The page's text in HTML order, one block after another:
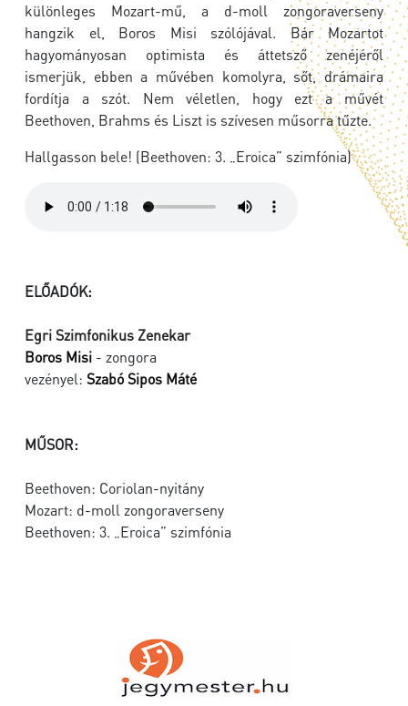
különleges Mozart-mű, a d-moll zongoraverseny
hangzik el, Boros Misi szólójával. Bár Mozartot
hagyományosan optimista és áttetsző zenéjéről
ismerjük, ebben a művében komolyra, sőt, drámaira
fordítja a szót. Nem véletlen, hogy ezt a művét
Beethoven, Brahms és Liszt is szívesen műsorra tűzte.
Hallgasson bele! (Beethoven: 3. „Eroica” szimfónia)
ELŐADÓK:
Egri Szimfonikus Zenekar
Boros Misi - zongora
vezényel: Szabó Sipos Máté
MŰSOR:
Beethoven: Coriolan-nyitány
Mozart: d-moll zongoraverseny
Beethoven: 3. „Eroica” szimfónia